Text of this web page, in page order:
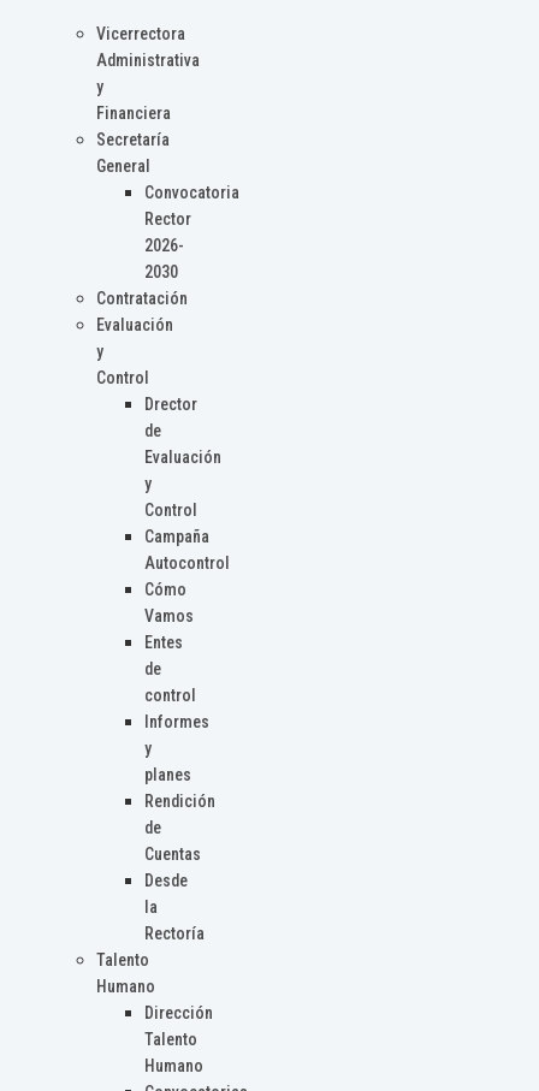
Vicerrectora
Administrativa
y
Financiera
Secretaría
General
Convocatoria
Rector
2026-
2030
Contratación
Evaluación
y
Control
Drector
de
Evaluación
y
Control
Campaña
Autocontrol
Cómo
Vamos
Entes
de
control
Informes
y
planes
Rendición
de
Cuentas
Desde
la
Rectoría
Talento
Humano
Dirección
Talento
Humano